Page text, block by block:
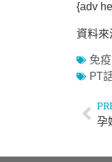
{adv
資料
免
PT
孕